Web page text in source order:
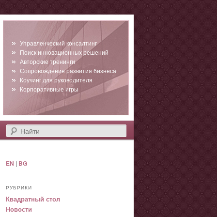
Найти
Управленческий консалтинг
Поиск инновационных решений
Авторские тренинги
Сопровождение развития бизнеса
Коучинг для руководителя
Корпоративные игры
EN | BG
РУБРИКИ
Квадратный стол
Новости